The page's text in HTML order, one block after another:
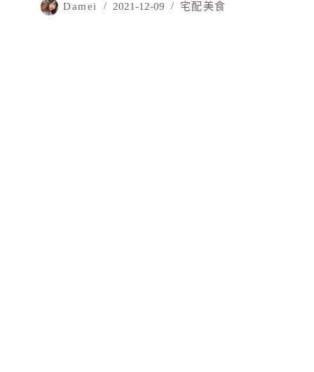
Damei 2021-12-09 宅配美食